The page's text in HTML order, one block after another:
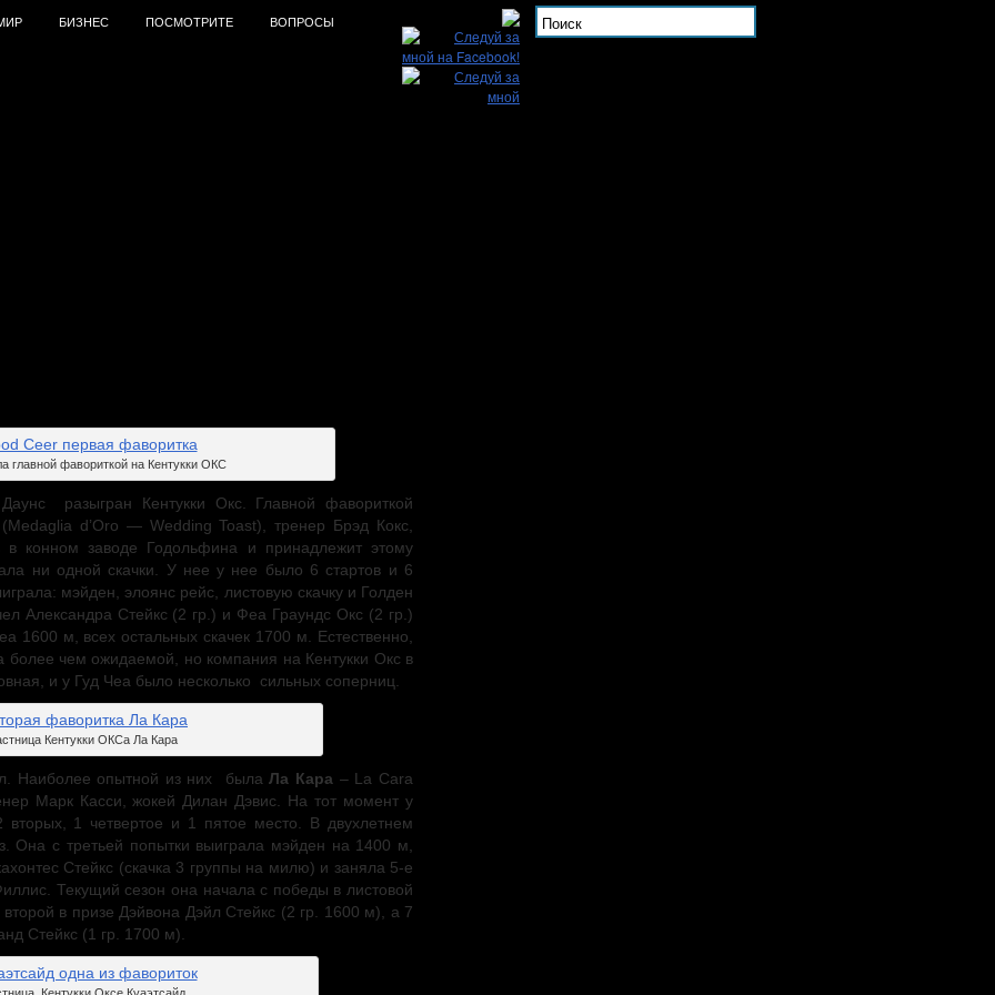
БИЗНЕС ПОСМОТРИТЕ ВОПРОСЫ
главной фавориткой на Кентукки ОКС
разыгран Кентукки Окс. Главной фавориткой
d’Oro — Wedding Toast), тренер Брэд Кокс,
конном заводе Годольфина и принадлежит этому
ни одной скачки. У нее у нее было 6 стартов и 6
мэйден, элоянс рейс, листовую скачку и Голден
Александра Стейкс (2 гр.) и Феа Граундс Окс (2 гр.)
1600 м, всех остальных скачек 1700 м. Естественно,
более чем ожидаемой, но компания на Кентукки Окс в
и у Гуд Чеа было несколько сильных соперниц.
Кентукки ОКСа Ла Кара
Наиболее опытной из них былаЛа Кара – La Cara
Марк Касси, жокей Дилан Дэвис. На тот момент у
1 четвертое и 1 пятое место. В двухлетнем
Она с третьей попытки выиграла мэйден на 1400 м,
Стейкс (скачка 3 группы на милю) и заняла 5-е
Текущий сезон она начала с победы в листовой
в призе Дэйвона Дэйл Стейкс (2 гр. 1600 м), а 7
Стейкс (1 гр. 1700 м).